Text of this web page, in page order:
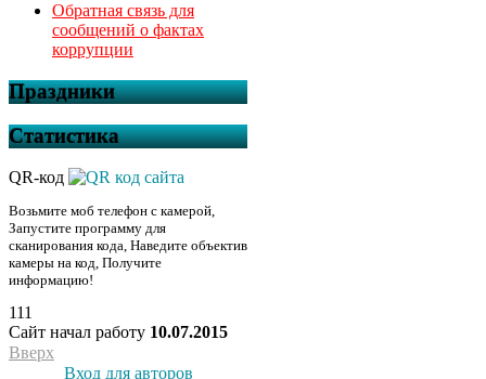
Обратная связь для
сообщений о фактах
коррупции
Праздники
Статистика
QR-код
Возьмите моб телефон с камерой,
Запустите программу для
сканирования кода, Наведите объектив
камеры на код, Получите
информацию!
111
Сайт начал работу 10.07.2015
Вверх
Вход для авторов